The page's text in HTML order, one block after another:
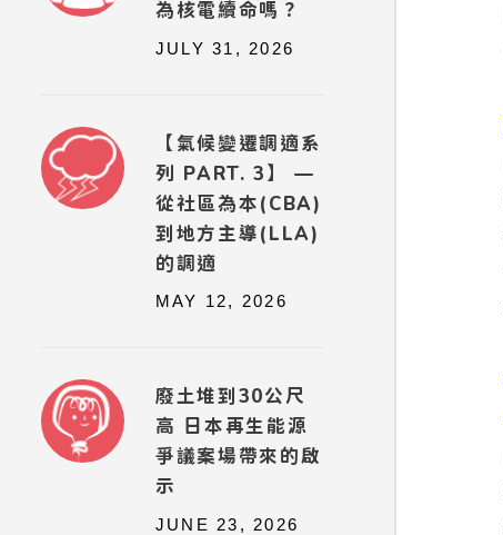
為核電續命嗎？
JULY 31, 2026
【氣候變遷調適系
列 PART. 3】 —
從社區為本(CBA)
到地方主導(LLA)
的調適
MAY 12, 2026
廢土堆到30公尺
高 日本再生能源
爭議案場帶來的啟
示
JUNE 23, 2026